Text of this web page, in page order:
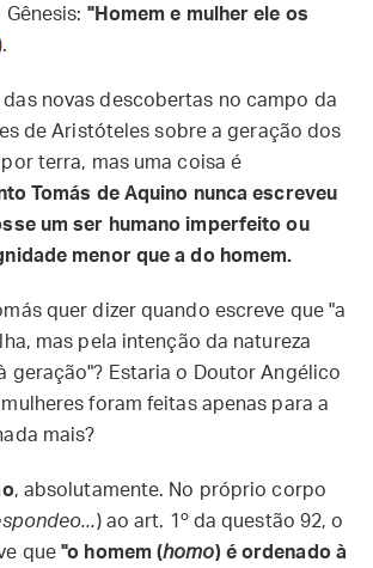
"Homem e mulher ele os
novas descobertas no campo da
de Aristóteles sobre a geração dos
terra, mas uma coisa é
Tomás de Aquino nunca escreveu
um ser humano imperfeito ou
menor que a do homem.
quer dizer quando escreve que "a
mas pela intenção da natureza
geração"? Estaria o Doutor Angélico
foram feitas apenas para a
mais?
, absolutamente. No próprio corpo
) ao art. 1º da questão 92, o
que"o homem (homo) é ordenado à